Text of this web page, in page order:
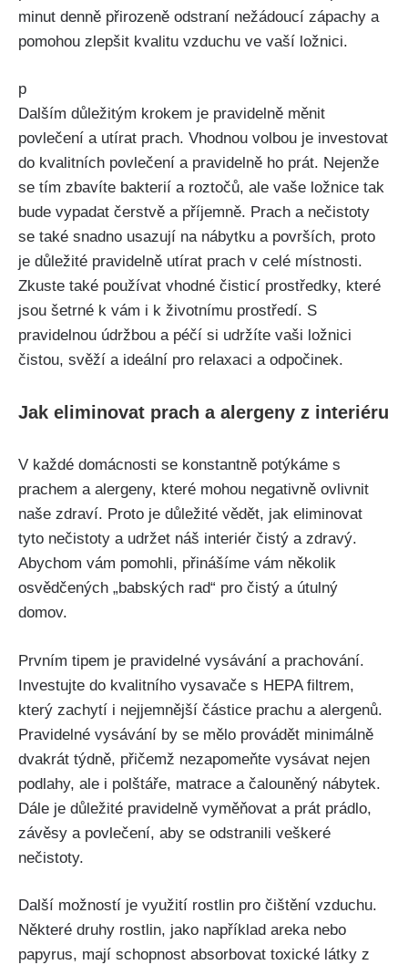
minut denně přirozeně odstraní nežádoucí zápachy ‌a
pomohou zlepšit kvalitu vzduchu ve vaší ložnici.
p
Dalším důležitým krokem je pravidelně měnit
povlečení a utírat prach. Vhodnou volbou je investovat
do kvalitních povlečení a ‌pravidelně ho⁤ prát. Nejenže
se tím zbavíte bakterií a roztočů, ale vaše ložnice tak
bude vypadat čerstvě a ⁢příjemně. Prach a nečistoty
se ‌také snadno usazují na nábytku a površích, proto
je důležité pravidelně utírat prach v celé místnosti.
Zkuste ⁢také používat vhodné čisticí prostředky, které
jsou šetrné k vám i k životnímu prostředí. S
pravidelnou údržbou a péčí si udržíte vaši ložnici
čistou, svěží a ideální pro relaxaci a odpočinek.
Jak eliminovat ⁢prach a alergeny z interiéru
V každé domácnosti se konstantně potýkáme s
prachem a alergeny, které⁣ mohou negativně‍ ovlivnit
naše zdraví. Proto je důležité vědět, jak eliminovat
tyto nečistoty a udržet náš interiér čistý a zdravý.
Abychom vám pomohli, přinášíme vám několik
osvědčených „babských rad“‌ pro čistý a ⁤útulný
domov.
Prvním tipem je pravidelné vysávání a prachování.
Investujte do kvalitního‍ vysavače s HEPA filtrem,
který zachytí ‍i nejjemnější částice prachu a alergenů.
Pravidelné vysávání by se mělo provádět minimálně
dvakrát týdně, přičemž nezapomeňte vysávat nejen
podlahy, ale i polštáře, matrace‍ a čalouněný nábytek.
Dále je důležité pravidelně vyměňovat a prát prádlo,
závěsy a povlečení, aby se ‍odstranili veškeré
nečistoty.
Další možností ⁤je využití rostlin pro čištění vzduchu.
Některé druhy rostlin, jako ⁢například areka nebo
papyrus, mají schopnost absorbovat toxické látky z